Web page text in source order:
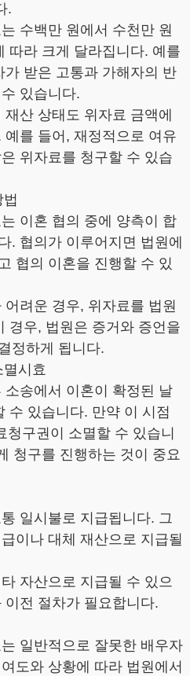
.
수백만 원에서 수천만 원
따라 크게 달라집니다. 예를
받은 고통과 가해자의 반
있습니다.
산 상태도 위자료 금액에
를 들어, 재정적으로 여유
위자료를 청구할 수 있습
이혼 협의 중에 양측이 합
. 협의가 이루어지면 법원에
협의 이혼을 진행할 수 있
려운 경우, 위자료를 법원
경우, 법원은 증거와 증언을
정하게 됩니다.
시효
송에서 이혼이 확정된 날
수 있습니다. 만약 이 시점
구권이 소멸할 수 있습니
청구를 진행하는 것이 중요
일시불로 지급됩니다. 그
이나 대체 재산으로 지급될
자산으로 지급될 수 있으
전 절차가 필요합니다.
일반적으로 잘못한 배우자
도와 상황에 따라 법원에서